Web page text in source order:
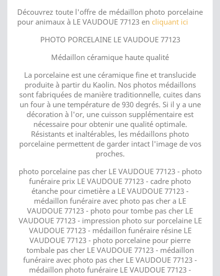
Découvrez toute l'offre de médaillon photo porcelaine
pour animaux à LE VAUDOUE 77123 en cliquant ici
PHOTO PORCELAINE LE VAUDOUE 77123
Médaillon céramique haute qualité
La porcelaine est une céramique fine et translucide
produite à partir du Kaolin. Nos photos médaillons
sont fabriquées de manière traditionnelle, cuites dans
un four à une température de 930 degrés. Si il y a une
décoration à l'or, une cuisson supplémentaire est
nécessaire pour obtenir une qualité optimale.
Résistants et inaltérables, les médaillons photo
porcelaine permettent de garder intact l'image de vos
proches.
photo porcelaine pas cher LE VAUDOUE 77123 - photo
funéraire prix LE VAUDOUE 77123 - cadre photo
étanche pour cimetière a LE VAUDOUE 77123 -
médaillon funéraire avec photo pas cher a LE
VAUDOUE 77123 - photo pour tombe pas cher LE
VAUDOUE 77123 - impression photo sur porcelaine LE
VAUDOUE 77123 - médaillon funéraire résine LE
VAUDOUE 77123 - photo porcelaine pour pierre
tombale pas cher LE VAUDOUE 77123 - médaillon
funéraire avec photo pas cher LE VAUDOUE 77123 -
médaillon photo funéraire LE VAUDOUE 77123 -